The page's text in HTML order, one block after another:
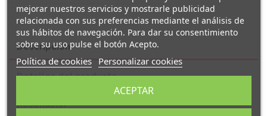
Descripción
Detalles del producto
Reseñas(0)
mejorar nuestros servicios y mostrarle publicidad
relacionada con sus preferencias mediante el análisis de
sus hábitos de navegación. Para dar su consentimiento
sobre su uso pulse el botón Acepto.
Política de cookies Personalizar cookies
ACEPTAR